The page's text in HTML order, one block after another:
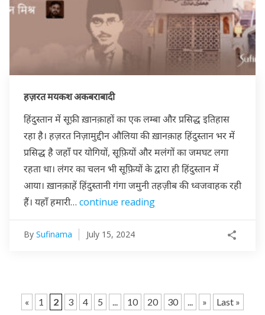
हज़रत मयकश अकबराबादी
हिंदुस्तान में सूफ़ी ख़ानक़ाहों का एक लम्बा और प्रसिद्ध इतिहास
रहा है। हज़रत निज़ामुद्दीन औलिया की ख़ानक़ाह हिंदुस्तान भर में
प्रसिद्ध है जहाँ पर योगियों, सूफ़ियों और मलंगों का जमघट लगा
रहता था। लंगर का चलन भी सूफ़ियों के द्वारा ही हिंदुस्तान में
आया। ख़ानक़ाहें हिंदुस्तानी गंगा जमुनी तहज़ीब की ध्वजवाहक रही
हैं। यहाँ हमारी… continue reading
By Sufinama July 15, 2024
« 1 2 3 4 5 10 20 30 » Last »